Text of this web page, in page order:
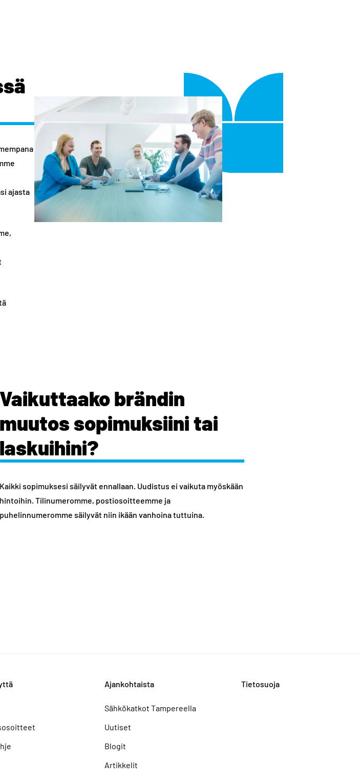
ajasta
Vaikuttaako brändin
muutos sopimuksiini tai
laskuihini?
Kaikki sopimuksesi säilyvät ennallaan. Uudistus ei vaikuta myöskään
hintoihin. Tilinumeromme, postiosoitteemme ja
puhelinnumeromme säilyvät niin ikään vanhoina tuttuina.
Ajankohtaista
Sähkökatkot Tampereella
Uutiset
Blogit
Artikkelit
Tietosuoja